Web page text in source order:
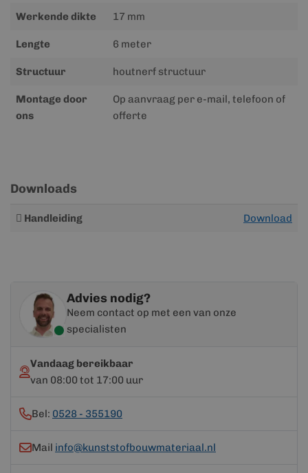
Werkende dikte 17 mm
Lengte 6 meter
Structuur houtnerf structuur
Montage door
ons
Op aanvraag per e-mail, telefoon of
offerte
Downloads
Meer
Handleiding Download
Advies nodig?
Neem contact op met een van onze
specialisten
Vandaag bereikbaar
van 08:00 tot 17:00 uur
Bel: 0528 - 355190
Mail info@kunststofbouwmateriaal.nl